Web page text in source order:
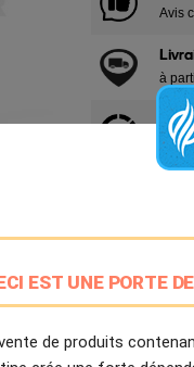
EST UNE PORTE
de produits
Avis
à
Livré